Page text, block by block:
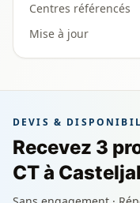
Centres référencés
Mise à jour
DEVIS &
Recevez 3
CT à